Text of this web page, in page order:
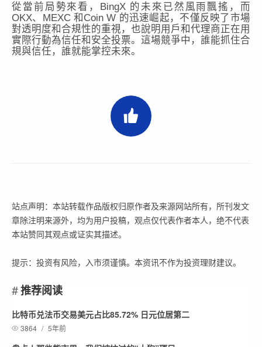
從當前局勢來看，BingX 的未來已然風雨飄搖，而
OKX、MEXC 和Coin W 的迅速崛起，不僅反映了市場
對透明度和合規性的重視，也說明用戶和代理商正在用
實際行動為信任和安全投票。這場競爭中，誰能抓住合
規與信任，誰就能掌控未來。
站点声明：本站转载作品版权归原作者及来源网站所有，所刊发文
章除注明来源外，均为用户投稿，观点仅代表作者本人，绝不代表
本站赞同其观点或证实其描述。
提示：投资有风险，入市须谨慎。本资讯不作为投资理财建议。
推荐阅读
比特币兑法币交易美元占比85.72% 日元位居第二
3864 / 5年前